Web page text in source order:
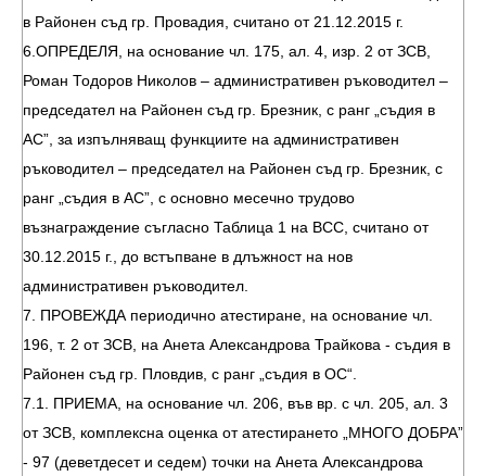
в Районен съд гр. Провадия, считано от 21.12.2015 г.
6.ОПРЕДЕЛЯ, на основание чл. 175, ал. 4, изр. 2 от ЗСВ,
Роман Тодоров Николов – административен ръководител –
председател на Районен съд гр. Брезник, с ранг „съдия в
АС”, за изпълняващ функциите на административен
ръководител – председател на Районен съд гр. Брезник, с
ранг „съдия в АС”, с основно месечно трудово
възнаграждение съгласно Таблица 1 на ВСС, считано от
30.12.2015 г., до встъпване в длъжност на нов
административен ръководител.
7. ПРОВЕЖДА периодично атестиране, на основание чл.
196, т. 2 от ЗСВ, на Анета Александрова Трайкова - съдия в
Районен съд гр. Пловдив, с ранг „съдия в ОС“.
7.1. ПРИЕМА, на основание чл. 206, във вр. с чл. 205, ал. 3
от ЗСВ, комплексна оценка от атестирането „МНОГО ДОБРА”
- 97 (деветдесет и седем) точки на Анета Александрова